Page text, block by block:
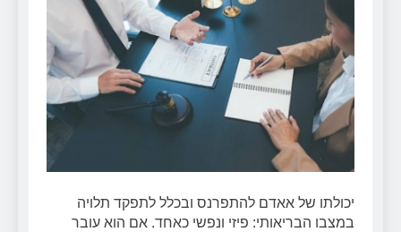
יכולתו של אאדם להתפרנס ובכלל לתפקד תלויה
במצבו הבריאותי: פיזי ונפשי כאחד. אם הוא עובר